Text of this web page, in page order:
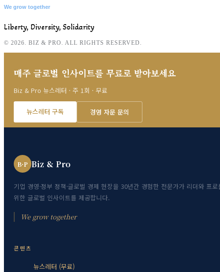
We grow together
Liberty, Diversity, Solidarity
© 2026. BIZ & PRO. ALL RIGHTS RESERVED.
매주 글로벌 인사이트를 무료로 받아보세요
Biz & Pro 뉴스레터 · 주 1회 · 무료
뉴스레터 구독 경영 자문 문의
B·P Biz & Pro
기업 경영·정부 정책·글로벌 경제 현장을 30년간 경험한 전문가가 리더와 프로
위한 글로벌 인사이트를 제공합니다.
We grow together
콘텐츠
뉴스레터 (무료)